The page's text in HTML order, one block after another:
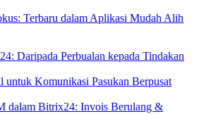
Terbaru dalam Aplikasi Mudah Alih
Daripada Perbualan kepada Tindakan
Komunikasi Pasukan Berpusat
dalam Bitrix24: Invois Berulang &